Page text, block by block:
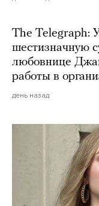
The Telegraph:
шестизначную
любовнице
работы в
день назад